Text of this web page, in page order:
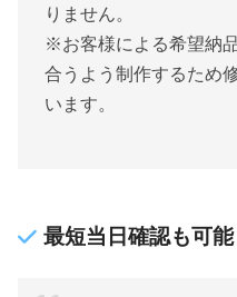
りません。
※お客様による希望納
合うよう制作するため
います。
最短当日確認も可能